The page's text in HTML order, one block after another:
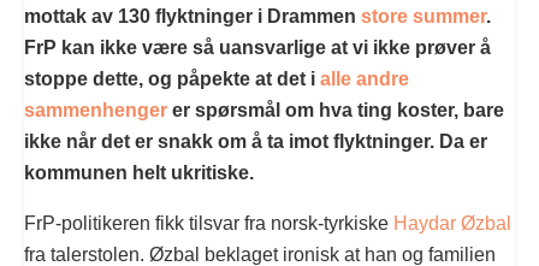
mottak av 130 flyktninger i Drammen store summer.
FrP kan ikke være så uansvarlige at vi ikke prøver å
stoppe dette, og påpekte at det i alle andre
sammenhenger er spørsmål om hva ting koster, bare
ikke når det er snakk om å ta imot flyktninger. Da er
kommunen helt ukritiske.
FrP-politikeren fikk tilsvar fra norsk-tyrkiske Haydar Øzbal
fra talerstolen. Øzbal beklaget ironisk at han og familien